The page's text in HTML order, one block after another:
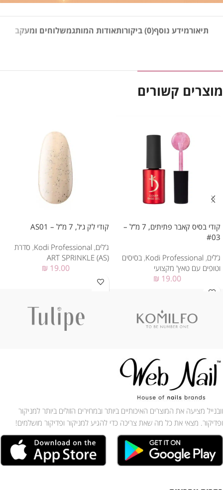
תיאורמידע נוסף(0) ביקורות אודות המותגמשלוחים ומעקב
מוצרים קשורים
קודי בסיס קאבר פתיתים, 7 מ”ל –
#03
ג’לים,
Kodi Professional
, בסיסים
וטופים עם טאץ' מקצועי
₪ 19.00
קודי לק ג׳ל, 7 מ”ל – AS01
ג’לים,
Kodi Professional
, סדרת
ART SPRINKLE (AS)
₪ 19.00
וובנייל מציעה את המוצרים האיכותיים ביותר ובמחירים הזולים ביותר למניקור
ופדיקור. מצאי את כל מה שאת צריכה כדי להגיע למניקור ופדיקור מושלמים!